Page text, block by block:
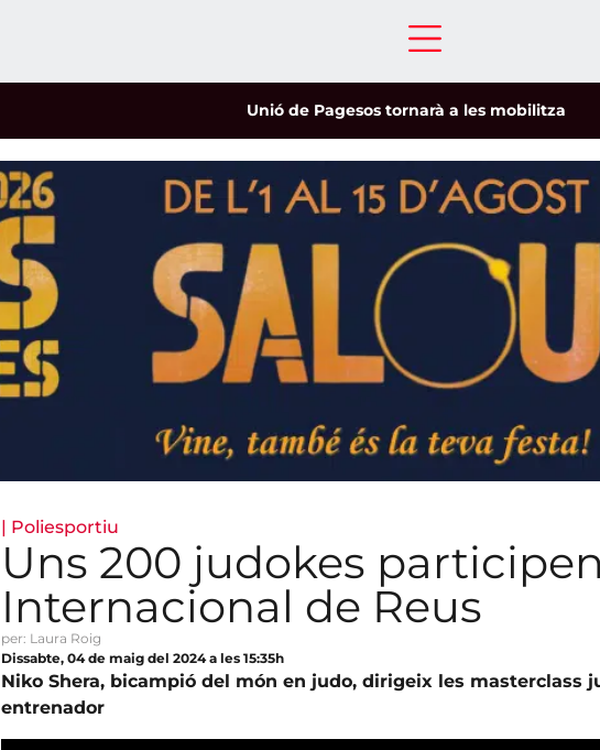
Unió de Pagesos tornarà a les mobilitzacions
| Poliesportiu
Uns 200 judokes
Internacional de Reus
per: Laura Roig
Dissabte, 04 de maig del 2024 a les 15:35h
Niko Shera, bicampió del món en judo, dirigeix les masterclass
entrenador